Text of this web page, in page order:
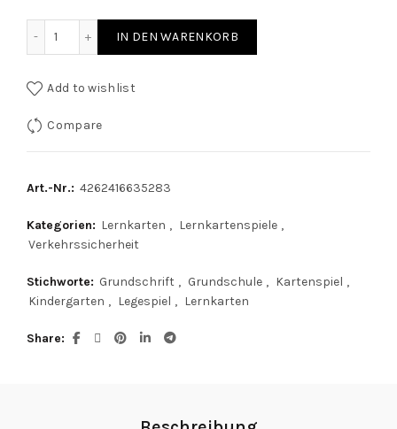
IN DEN WARENKORB
Add to wishlist
Compare
Art.-Nr.: 4262416635283
Kategorien: Lernkarten , Lernkartenspiele ,
Verkehrssicherheit
Stichworte: Grundschrift , Grundschule , Kartenspiel ,
Kindergarten , Legespiel , Lernkarten
Share